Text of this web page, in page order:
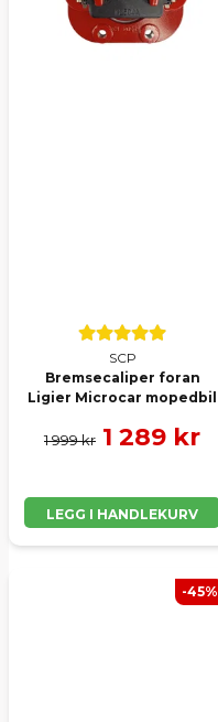
SCP
Bremsecaliper foran
Ligier Microcar mopedbil
1 999 kr 1 289 kr
LEGG I HANDLEKURV
-45%